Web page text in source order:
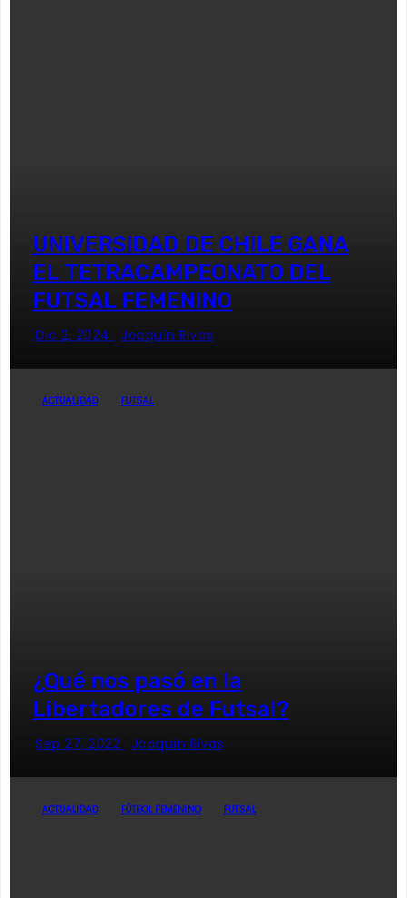
UNIVERSIDAD DE CHILE GANA
EL TETRACAMPEONATO DEL
FUTSAL FEMENINO
Dic 2, 2024 Joaquín Rivas
ACTUALIDAD FUTSAL
¿Qué nos pasó en la
Libertadores de Futsal?
Sep 27, 2022 Joaquín Rivas
ACTUALIDAD FÚTBOL FEMENINO FUTSAL